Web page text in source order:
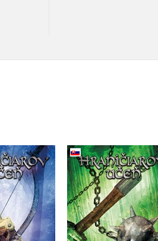
učeň -
- Halt v
Hraničiarov
Kniha ôsma -
Clonmelu
John Flanagan